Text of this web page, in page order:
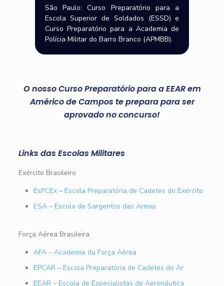
São Paulo: Curso Preparatório para a
Escola Superior de Soldados (ESSD) e
Curso Preparatório para a Academia de
Polícia Militar do Barro Branco (APMBB).
O nosso Curso Preparatório para a EEAR em
Américo de Campos te prepara para ser
aprovado no concurso!
Links das Escolas Militares
Exército Brasileiro
EsPCEx – Escola Preparatória de Cadetes do Exército
ESA – Escola de Sargentos das Armas
Força Aérea Brasileira
AFA – Academia da Força Aérea
EPCAR – Escola Preparatória de Cadetes do Ar
EEAR – Escola de Especialistas de Aeronáutica